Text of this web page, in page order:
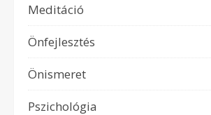
Meditáció
Önfejlesztés
Önismeret
Pszichológia